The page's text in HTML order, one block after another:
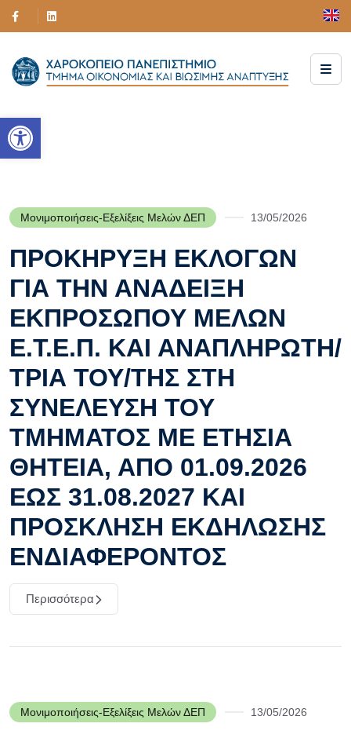
Ανοίξτε τη γραμμή εργαλείων
Μονιμοποιήσεις-Εξελίξεις Μελών ΔΕΠ 13/05/2026
ΠΡΟΚΗΡΥΞΗ ΕΚΛΟΓΩΝ
ΓΙΑ ΤΗΝ ΑΝΑΔΕΙΞΗ
ΕΚΠΡΟΣΩΠΟΥ ΜΕΛΩΝ
Ε.Τ.Ε.Π. ΚΑΙ ΑΝΑΠΛΗΡΩΤΗ/
ΤΡΙΑ ΤΟΥ/ΤΗΣ ΣΤΗ
ΣΥΝΕΛΕΥΣΗ ΤΟΥ
ΤΜΗΜΑΤΟΣ ΜΕ ΕΤΗΣΙΑ
ΘΗΤΕΙΑ, ΑΠΟ 01.09.2026
ΕΩΣ 31.08.2027 ΚΑΙ
ΠΡΟΣΚΛΗΣΗ ΕΚΔΗΛΩΣΗΣ
ΕΝΔΙΑΦΕΡΟΝΤΟΣ
Περισσότερα
Μονιμοποιήσεις-Εξελίξεις Μελών ΔΕΠ 13/05/2026